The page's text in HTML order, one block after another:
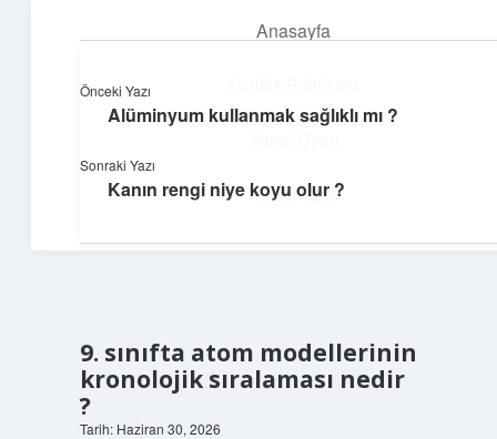
Anasayfa
Hakkımızda
Enerji Dolu Fikirler
Hayatına güç katan neşeli öneriler!
9. sınıfta atom modellerinin
kronolojik sıralaması nedir
?
Tarih: Haziran 30, 2026
Önceki Yazı
Alüminyum kullanmak sağlıklı mı ?
Sonraki Yazı
Kanın rengi niye koyu olur ?